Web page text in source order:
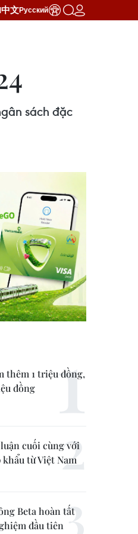
中文Русский
sách đặc
thêm 1 triệu đồng,
đồng
cuối cùng với
từ Việt Nam
Beta hoàn tất
đầu tiên